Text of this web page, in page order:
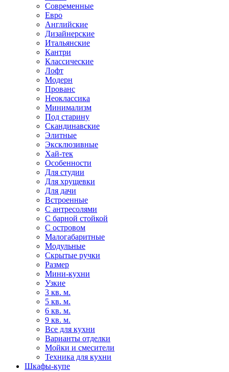
Современные
Евро
Английские
Дизайнерские
Итальянские
Кантри
Классические
Лофт
Модерн
Прованс
Неоклассика
Минимализм
Под старину
Скандинавские
Элитные
Эксклюзивные
Хай-тек
Особенности
Для студии
Для хрущевки
Для дачи
Встроенные
С антресолями
С барной стойкой
С островом
Малогабаритные
Модульные
Скрытые ручки
Размер
Мини-кухни
Узкие
3 кв. м.
5 кв. м.
6 кв. м.
9 кв. м.
Все для кухни
Варианты отделки
Мойки и смесители
Техника для кухни
Шкафы-купе